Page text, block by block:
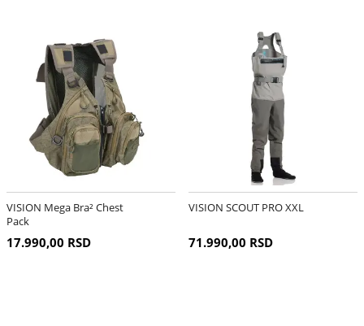
VISION Mega Bra² Chest
Pack
17.990,00 RSD
VISION SCOUT PRO XXL
71.990,00 RSD